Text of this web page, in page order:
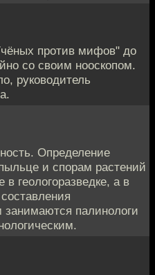
против мифов" до
со своим нооскопом.
руководитель
Определение
и спорам растений
геологоразведке, а в
занимаются палинологи